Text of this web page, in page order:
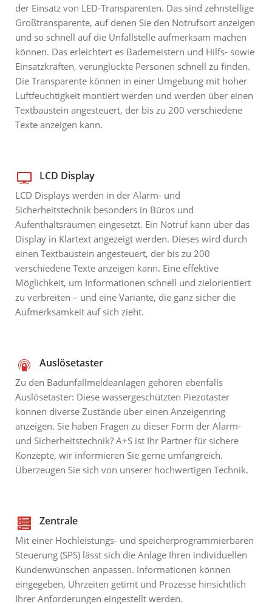
der Einsatz von LED-Transparenten. Das sind zehnstellige
Großtransparente, auf denen Sie den Notrufsort anzeigen
und so schnell auf die Unfallstelle aufmerksam machen
können. Das erleichtert es Bademeistern und Hilfs- sowie
Einsatzkräften, verunglückte Personen schnell zu finden.
Die Transparente können in einer Umgebung mit hoher
Luftfeuchtigkeit montiert werden und werden über einen
Textbaustein angesteuert, der bis zu 200 verschiedene
Texte anzeigen kann.
LCD Display
LCD Displays werden in der Alarm- und
Sicherheitstechnik besonders in Büros und
Aufenthaltsräumen eingesetzt. Ein Notruf kann über das
Display in Klartext angezeigt werden. Dieses wird durch
einen Textbaustein angesteuert, der bis zu 200
verschiedene Texte anzeigen kann. Eine effektive
Möglichkeit, um Informationen schnell und zielorientiert
zu verbreiten – und eine Variante, die ganz sicher die
Aufmerksamkeit auf sich zieht.
Auslösetaster
Zu den Badunfallmeldeanlagen gehören ebenfalls
Auslösetaster: Diese wassergeschützten Piezotaster
können diverse Zustände über einen Anzeigenring
anzeigen. Sie haben Fragen zu dieser Form der Alarm-
und Sicherheitstechnik? A+S ist Ihr Partner für sichere
Konzepte, wir informieren Sie gerne umfangreich.
Überzeugen Sie sich von unserer hochwertigen Technik.
Zentrale
Mit einer Hochleistungs- und speicherprogrammierbaren
Steuerung (SPS) lässt sich die Anlage Ihren individuellen
Kundenwünschen anpassen. Informationen können
eingegeben, Uhrzeiten getimt und Prozesse hinsichtlich
Ihrer Anforderungen eingestellt werden.